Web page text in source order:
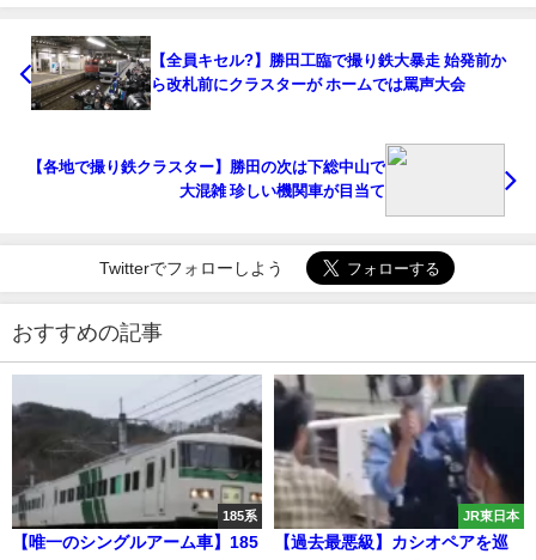
【全員キセル?】勝田工臨で撮り鉄大暴走 始発前か
ら改札前にクラスターが ホームでは罵声大会
【各地で撮り鉄クラスター】勝田の次は下総中山で
大混雑 珍しい機関車が目当て
Twitterでフォローしよう
おすすめの記事
185系
【唯一のシングルアーム車】185
JR東日本
【過去最悪級】カシオペアを巡